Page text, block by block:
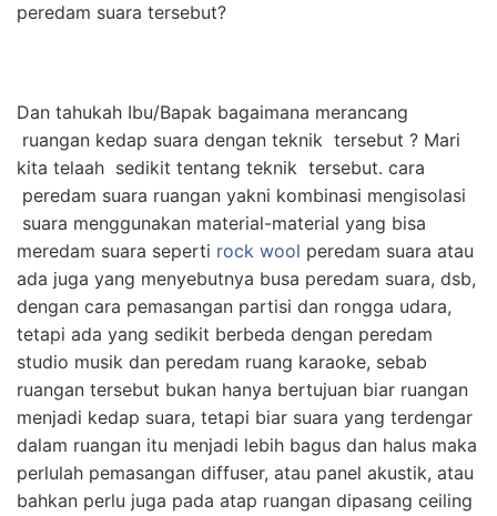
peredam suara tersebut?
Dan tahukah Ibu/Bapak bagaimana merancang
ruangan kedap suara dengan teknik tersebut ? Mari
kita telaah sedikit tentang teknik tersebut. cara
peredam suara ruangan yakni kombinasi mengisolasi
suara menggunakan material-material yang bisa
meredam suara seperti rock wool peredam suara atau
ada juga yang menyebutnya busa peredam suara, dsb,
dengan cara pemasangan partisi dan rongga udara,
tetapi ada yang sedikit berbeda dengan peredam
studio musik dan peredam ruang karaoke, sebab
ruangan tersebut bukan hanya bertujuan biar ruangan
menjadi kedap suara, tetapi biar suara yang terdengar
dalam ruangan itu menjadi lebih bagus dan halus maka
perlulah pemasangan diffuser, atau panel akustik, atau
bahkan perlu juga pada atap ruangan dipasang ceiling